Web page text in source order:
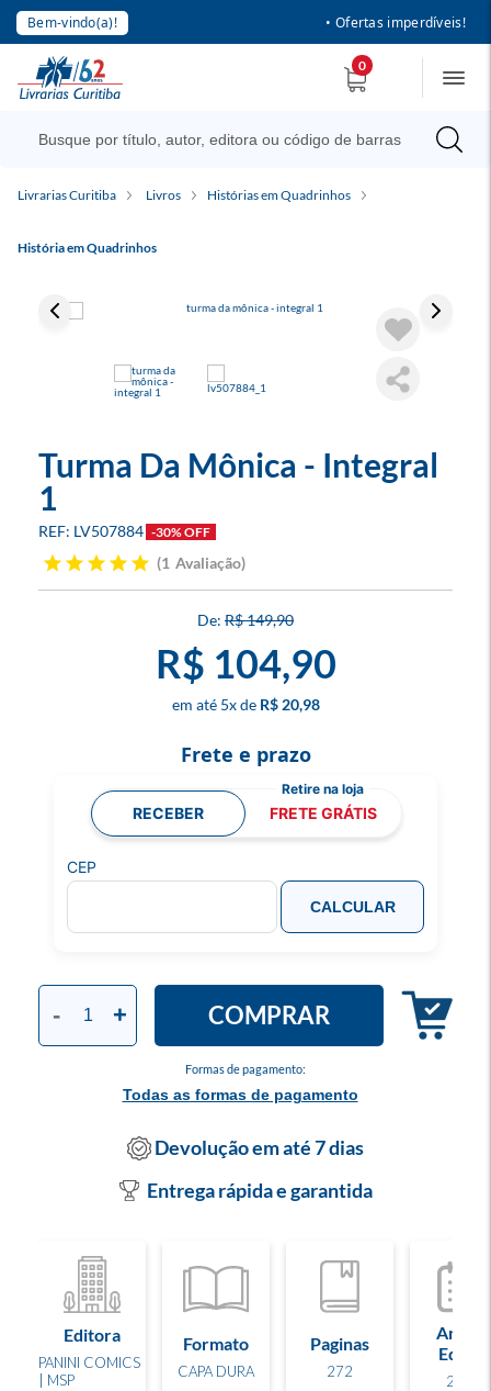
Bem-vindo(a)! • Ofertas imperdíveis!
0
Livrarias Curitiba Livros Histórias em Quadrinhos
História em Quadrinhos
Turma Da Mônica - Integral
1
LV507884 -30% OFF
1 Avaliação
R$ 149,90
R$ 104,90
5x R$ 20,98
Formas de pagamento:
Todas as formas de pagamento
- + COMPRAR
Frete e prazo
RECEBER FRETE GRÁTIS
CEP
CALCULAR
Devolução em até 7 dias
Entrega rápida e garantida
Editora
PANINI COMICS
| MSP
Formato
CAPA DURA
Paginas
272
Ano de
Edição
2023